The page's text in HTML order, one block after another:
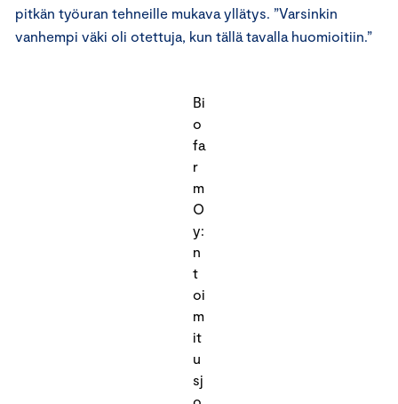
pitkän työuran tehneille mukava yllätys. ”Varsinkin
vanhempi väki oli otettuja, kun tällä tavalla huomioitiin.”
Bi
o
fa
r
m
O
y:
n
t
oi
m
it
u
sj